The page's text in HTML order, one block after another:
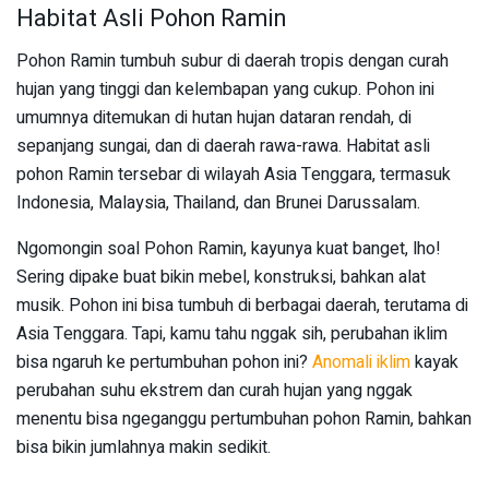
Habitat Asli Pohon Ramin
Pohon Ramin tumbuh subur di daerah tropis dengan curah
hujan yang tinggi dan kelembapan yang cukup. Pohon ini
umumnya ditemukan di hutan hujan dataran rendah, di
sepanjang sungai, dan di daerah rawa-rawa. Habitat asli
pohon Ramin tersebar di wilayah Asia Tenggara, termasuk
Indonesia, Malaysia, Thailand, dan Brunei Darussalam.
Ngomongin soal Pohon Ramin, kayunya kuat banget, lho!
Sering dipake buat bikin mebel, konstruksi, bahkan alat
musik. Pohon ini bisa tumbuh di berbagai daerah, terutama di
Asia Tenggara. Tapi, kamu tahu nggak sih, perubahan iklim
bisa ngaruh ke pertumbuhan pohon ini?Anomali iklimkayak
perubahan suhu ekstrem dan curah hujan yang nggak
menentu bisa ngeganggu pertumbuhan pohon Ramin, bahkan
bisa bikin jumlahnya makin sedikit.